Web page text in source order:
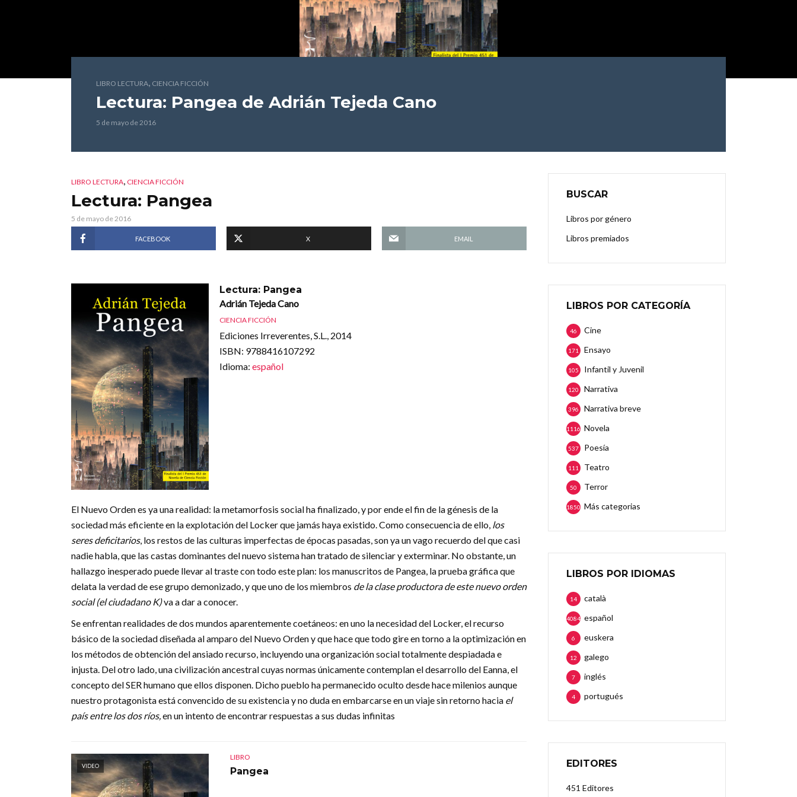
LIBRO LECTURA, CIENCIA FICCIÓN
Lectura: Pangea de Adrián Tejeda Cano
5 de mayo de 2016
LIBRO LECTURA, CIENCIA FICCIÓN
Lectura: Pangea
5 de mayo de 2016
FACEBOOK X EMAIL
Lectura: Pangea
Adrián Tejeda Cano
CIENCIA FICCIÓN
Ediciones Irreverentes, S.L., 2014
ISBN: 9788416107292
Idioma: español
El Nuevo Orden es ya una realidad: la metamorfosis social ha finalizado, y por ende el fin de la génesis de la
sociedad más eficiente en la explotación del Locker que jamás haya existido. Como consecuencia de ello, los
seres deficitarios, los restos de las culturas imperfectas de épocas pasadas, son ya un vago recuerdo del que casi
nadie habla, que las castas dominantes del nuevo sistema han tratado de silenciar y exterminar. No obstante, un
hallazgo inesperado puede llevar al traste con todo este plan: los manuscritos de Pangea, la prueba gráfica que
delata la verdad de ese grupo demonizado, y que uno de los miembros de la clase productora de este nuevo orden
social (el ciudadano K)va a dar a conocer.
Se enfrentan realidades de dos mundos aparentemente coetáneos: en uno la necesidad del Locker, el recurso
básico de la sociedad diseñada al amparo del Nuevo Orden y que hace que todo gire en torno a la optimización en
los métodos de obtención del ansiado recurso, incluyendo una organización social totalmente despiadada e
injusta. Del otro lado, una civilización ancestral cuyas normas únicamente contemplan el desarrollo del Eanna, el
concepto del SER humano que ellos disponen. Dicho pueblo ha permanecido oculto desde hace milenios aunque
nuestro protagonista está convencido de su existencia y no duda en embarcarse en un viaje sin retorno hacia el
país entre los dos ríos,en un intento de encontrar respuestas a sus dudas infinitas
VIDEO
LIBRO
Pangea
BUSCAR
Libros por género
Libros premiados
LIBROS POR CATEGORÍA
Cine
46
Ensayo
171
Infantil y Juvenil
105
Narrativa
120
Narrativa breve
396
Novela
1116
Poesía
537
Teatro
111
Terror
50
Más categorias
1850
LIBROS POR IDIOMAS
català
14
español
4084
euskera
6
galego
12
inglés
7
portugués
4
EDITORES
451 Editores